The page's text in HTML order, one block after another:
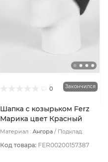
0 Закончился
Шапка с козырьком Ferz
Марика цвет Красный
Материал : Ангора
Подклад:
Код товара: FER00200157387